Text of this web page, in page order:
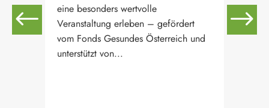
eine besonders wertvolle
Veranstaltung erleben – gefördert
vom Fonds Gesundes Österreich und
unterstützt von...